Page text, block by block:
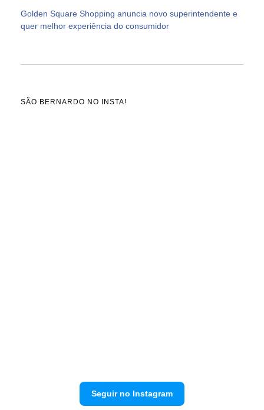
Golden Square Shopping anuncia novo superintendente e
quer melhor experiência do consumidor
SÃO BERNARDO NO INSTA!
Seguir no Instagram